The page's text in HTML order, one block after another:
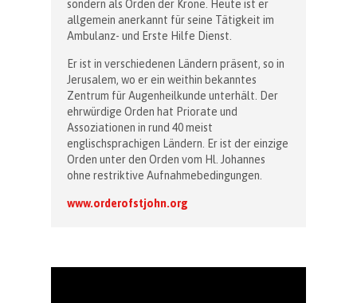
sondern als Orden der Krone. Heute ist er
allgemein anerkannt für seine Tätigkeit im
Ambulanz- und Erste Hilfe Dienst.
Er ist in verschiedenen Ländern präsent, so in
Jerusalem, wo er ein weithin bekanntes
Zentrum für Augenheilkunde unterhält. Der
ehrwürdige Orden hat Priorate und
Assoziationen in rund 40 meist
englischsprachigen Ländern. Er ist der einzige
Orden unter den Orden vom Hl. Johannes
ohne restriktive Aufnahmebedingungen.
www.orderofstjohn.org